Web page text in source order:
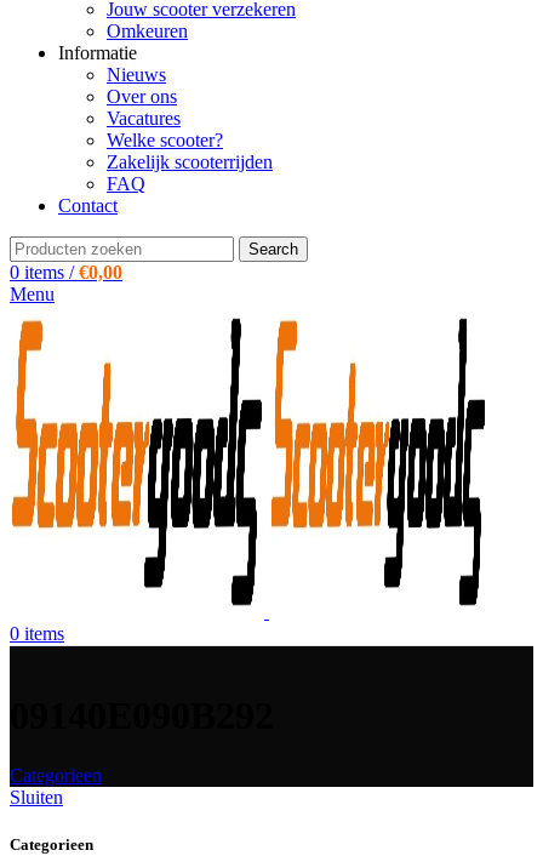
Jouw scooter verzekeren
Omkeuren
Informatie
Nieuws
Over ons
Vacatures
Welke scooter?
Zakelijk scooterrijden
FAQ
Contact
Search
0 items / €0,00
Menu
0 items
Categorieen
Sluiten
Categorieen